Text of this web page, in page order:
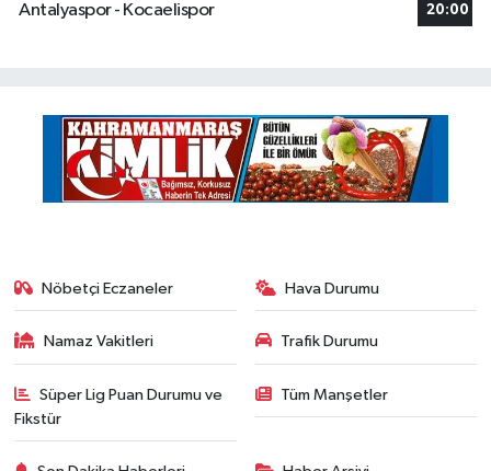
Antalyaspor - Kocaelispor 20:00
Nöbetçi Eczaneler Hava Durumu
Namaz Vakitleri Trafik Durumu
Süper Lig Puan Durumu ve
Fikstür
Tüm Manşetler